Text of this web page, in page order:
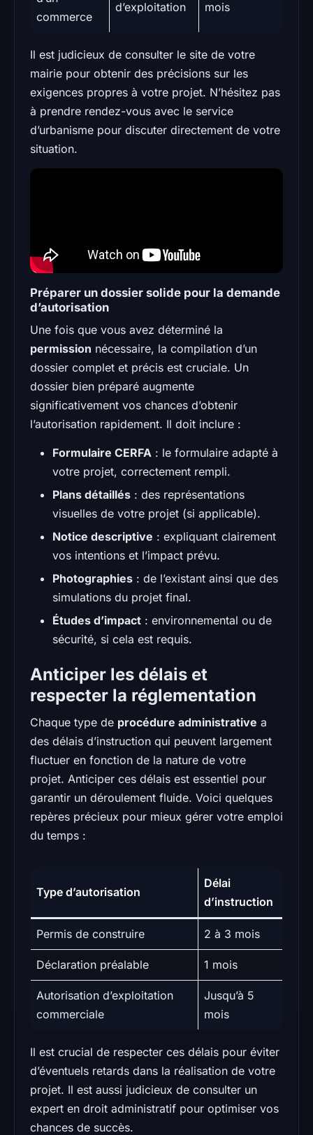
commerce
d’exploitation mois
Il est judicieux de consulter le site de votre
mairie pour obtenir des précisions sur les
exigences propres à votre projet. N’hésitez pas
à prendre rendez-vous avec le service
d’urbanisme pour discuter directement de votre
situation.
Préparer un dossier solide pour la demande
d’autorisation
Une fois que vous avez déterminé la
permission nécessaire, la compilation d’un
dossier complet et précis est cruciale. Un
dossier bien préparé augmente
significativement vos chances d’obtenir
l’autorisation rapidement. Il doit inclure :
Formulaire CERFA : le formulaire adapté à
votre projet, correctement rempli.
Plans détaillés : des représentations
visuelles de votre projet (si applicable).
Notice descriptive : expliquant clairement
vos intentions et l’impact prévu.
Photographies : de l’existant ainsi que des
simulations du projet final.
Études d’impact : environnemental ou de
sécurité, si cela est requis.
Anticiper les délais et
respecter la réglementation
Chaque type de procédure administrative a
des délais d’instruction qui peuvent largement
fluctuer en fonction de la nature de votre
projet. Anticiper ces délais est essentiel pour
garantir un déroulement fluide. Voici quelques
repères précieux pour mieux gérer votre emploi
du temps :
Type d’autorisation
Délai
d’instruction
Permis de construire 2 à 3 mois
Déclaration préalable 1 mois
Autorisation d’exploitation
commerciale
Jusqu’à 5
mois
Il est crucial de respecter ces délais pour éviter
d’éventuels retards dans la réalisation de votre
projet. Il est aussi judicieux de consulter un
expert en droit administratif pour optimiser vos
chances de succès.